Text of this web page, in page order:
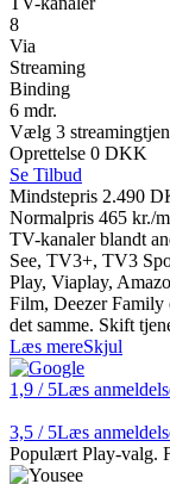
8
Via
Streaming
Binding
6 mdr.
Vælg 3
Oprettelse 0 DKK
Se Tilbud
Mindstepris 2.490
Normalpris 465 kr./
TV-kanaler blandt
See, TV3+, TV3
Play, Viaplay,
Film, Deezer Family
det samme. Skift
Læs mereSkjul
1,9 / 5Læs
3,5 / 5Læs
Populært Play-valg.